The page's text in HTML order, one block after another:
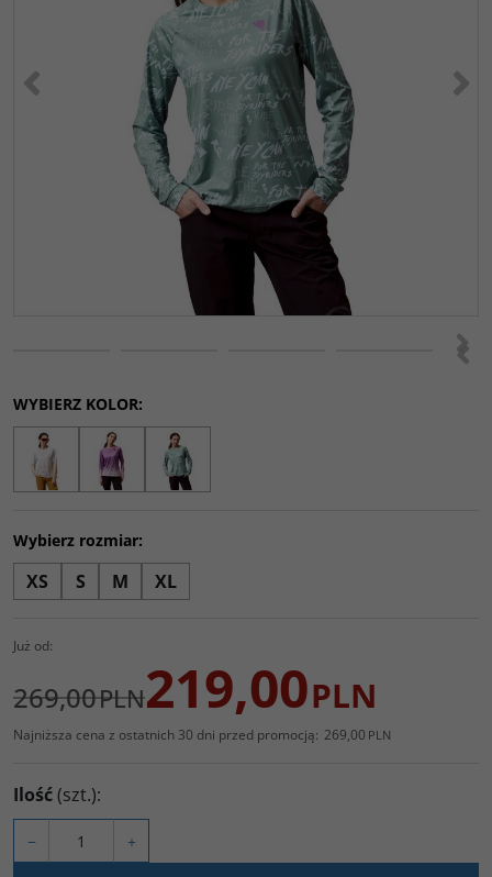
<
<
WYBIERZ KOLOR:
Wybierz rozmiar:
XS S M XL
Już od:
269,00PLN219,00PLN
Najniższa cena z ostatnich 30 dni przed promocją: 269,00 PLN
Ilość(szt.):
− +